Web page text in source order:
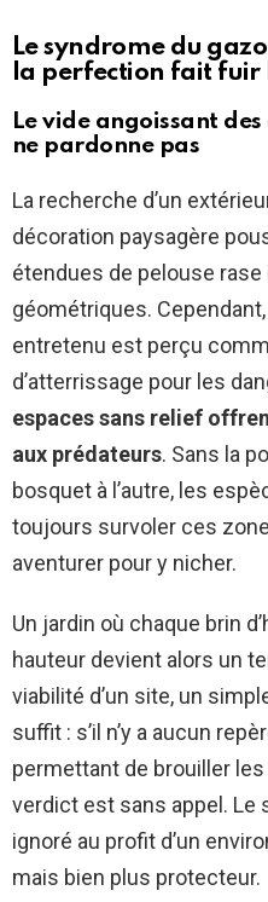
Le syndrome du
la perfection fait fuir
Le vide angoissant
ne pardonne pas
La recherche d’un
décoration paysagère
étendues de pelouse rase
géométriques.
entretenu est perçu
d’atterrissage pour les
espaces sans relief
aux prédateurs. Sans la
bosquet à l’autre, les
toujours survoler ces
aventurer pour y nicher.
Un jardin où chaque brin
hauteur devient alors un
viabilité d’un site, un
suffit : s’il n’y a aucun
permettant de brouiller
verdict est sans appel.
ignoré au profit d’un
mais bien plus protecteur.